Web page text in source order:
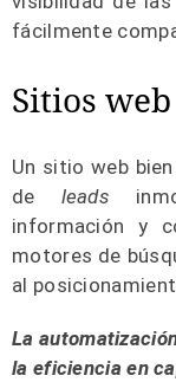
fácilmente
Sitios web
Un sitio web
de leads
información y
motores de
al
La
la eficiencia en